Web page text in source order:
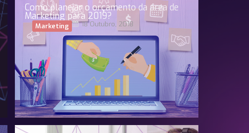
Como planejar o orçamento da área de
Marketing para 2019?
Marketing 18 Outubro, 2018